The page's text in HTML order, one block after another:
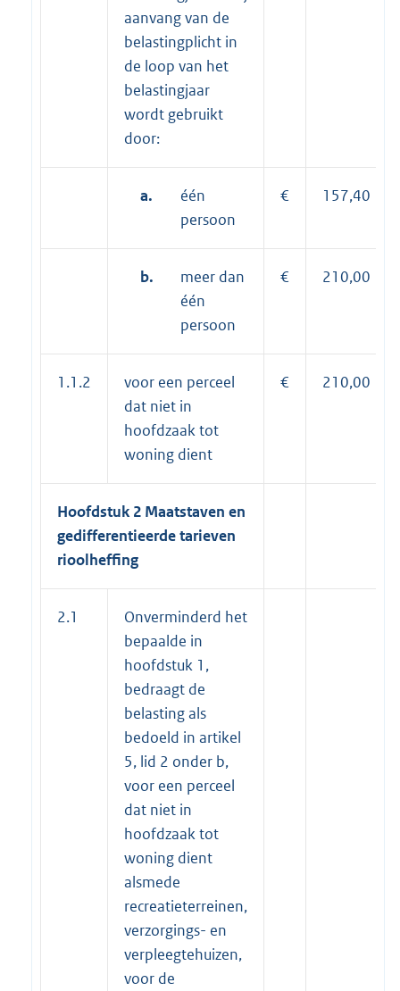
aanvang van de
belastingplicht in
de loop van het
belastingjaar
wordt gebruikt
door:
a.
één
persoon
€ 157,40
b.
meer dan
één
persoon
€ 210,00
1.1.2
voor een perceel
dat niet in
hoofdzaak tot
woning dient
€ 210,00
Hoofdstuk 2 Maatstaven en
gedifferentieerde tarieven
rioolheffing
2.1
Onverminderd het
bepaalde in
hoofdstuk 1,
bedraagt de
belasting als
bedoeld in artikel
5, lid 2 onder b,
voor een perceel
dat niet in
hoofdzaak tot
woning dient
alsmede
recreatieterreinen,
verzorgings- en
verpleegtehuizen,
voor de